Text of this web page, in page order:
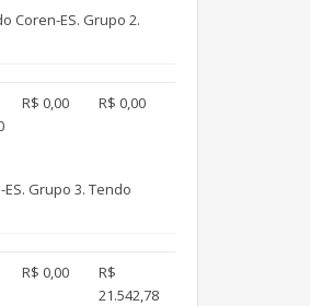
Coren-ES. Grupo 2.
R$ 0,00 R$ 0,00
Grupo 3. Tendo
R$ 0,00
R$
21.542,78